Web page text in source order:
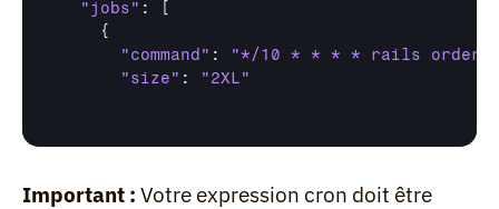
"jobs" : [
    {
"command" :
"*/10 * * * * rails
"size" : "2XL"
Important : Votre expression cron doit être